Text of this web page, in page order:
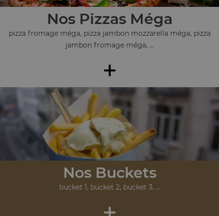
Nos Pizzas Méga
pizza fromage méga, pizza jambon mozzarella méga, pizza
jambon fromage méga, ...
+
Nos Buckets
bucket 1, bucket 2, bucket 3, ...